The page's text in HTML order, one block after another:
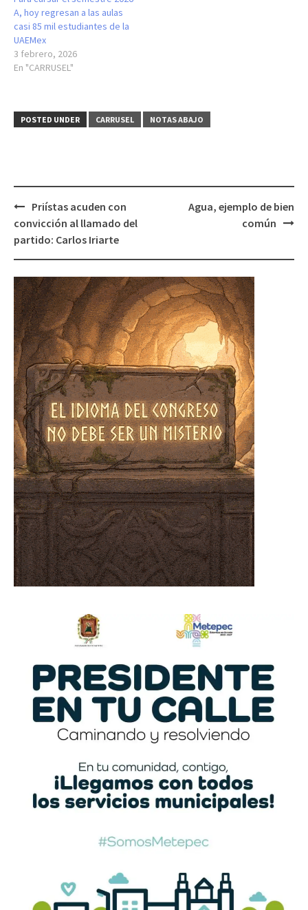
A, hoy regresan a las aulas
casi 85 mil estudiantes de la
UAEMex
3 febrero, 2026
En "CARRUSEL"
POSTED UNDER CARRUSEL NOTAS ABAJO
Post
navigation
Priístas acuden con
convicción al llamado del
partido: Carlos Iriarte
Agua, ejemplo de bien
común